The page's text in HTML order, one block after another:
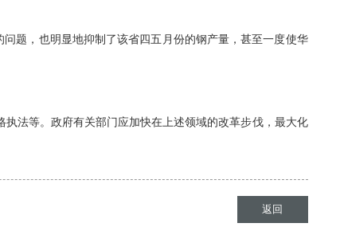
题，也明显地抑制了该省四五月份的钢产量，甚至一度使华
法等。政府有关部门应加快在上述领域的改革步伐，最大化
返回